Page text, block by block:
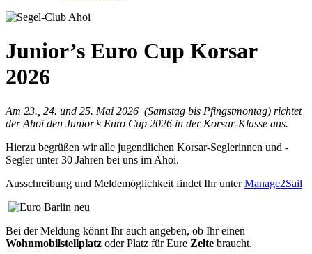
Junior’s Euro Cup Korsar
2026
Am 23., 24. und 25. Mai 2026 (Samstag bis Pfingstmontag) richtet
der Ahoi den Junior’s Euro Cup 2026 in der Korsar-Klasse aus.
Hierzu begrüßen wir alle jugendlichen Korsar-Seglerinnen und -
Segler unter 30 Jahren bei uns im Ahoi.
Ausschreibung und Meldemöglichkeit findet Ihr unterManage2Sail
Bei der Meldung könnt Ihr auch angeben, ob Ihr einen
Wohnmobilstellplatz oder Platz für Eure Zelte braucht.